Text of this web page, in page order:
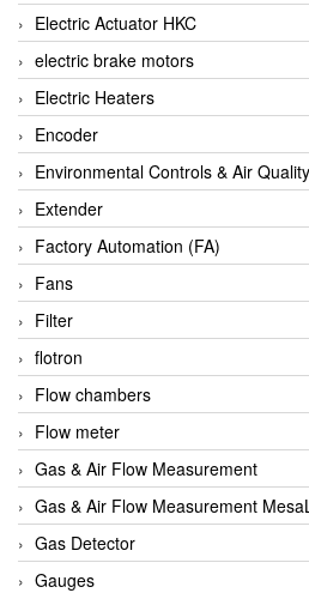
Anritsu
ANTEC S.A
Antico pumps
Anybus/ HMS
AOBEN
Apex Dynamics Vietnam
Apex Dynamics Vietnam
Apiste
APLISENS VietNam
Apollo Fire
Appleton
AQ Matic
Aqualabo Vietnam
Aquametro
ARCA Regler
Arcos Hydraulik
Electric Actuator HKC
electric brake motors
Electric Heaters
Encoder
Environmental Controls & Air
Extender
Factory Automation (FA)
Fans
Filter
flotron
Flow chambers
Flow meter
Gas & Air Flow Measurement
Gas & Air Flow Measurement
Gas Detector
Gauges